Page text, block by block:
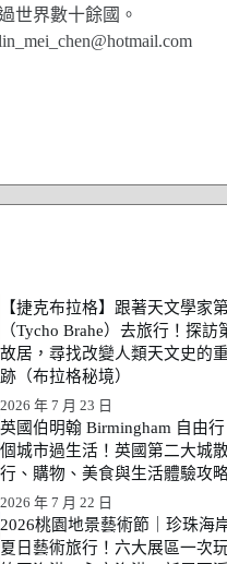
世界數十餘國。
【捷克布拉格】跟著天文學家
（Tycho Brahe）去旅行！探訪
故居，尋找改變人類天文史的
跡（布拉格秘境）
2026 年 7 月 23 日
英國伯明翰 Birmingham 自由
個城市過生活！英國第二大城
行、購物、美食與生活體驗攻略
2026 年 7 月 22 日
2026桃園地景藝術節｜珍珠海
夏日藝術旅行！六大展區一次玩